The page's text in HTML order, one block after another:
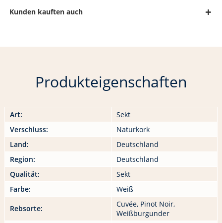
Kunden kauften auch
Produkteigenschaften
Art:
Sekt
Verschluss:
Naturkork
Land:
Deutschland
Region:
Deutschland
Qualität:
Sekt
Farbe:
Weiß
Rebsorte:
Cuvée, Pinot Noir,
Weißburgunder